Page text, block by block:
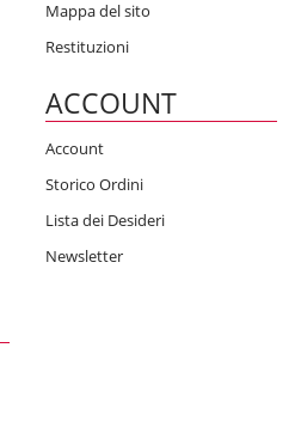
Mappa del sito
Restituzioni
ACCOUNT
Account
Storico Ordini
Lista dei Desideri
Newsletter